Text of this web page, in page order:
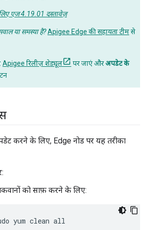
एज 4.19.01 दस्तावेज़
या समस्या है?Apigee Edge की सहायता टीमसे
: Apigee रिलीज़ शेड्यूल पर जाएं औरअपडेट के
करने के लिए, Edge नोड पर यह तरीका
पकवानों को साफ़ करने के लिए:
yum clean all